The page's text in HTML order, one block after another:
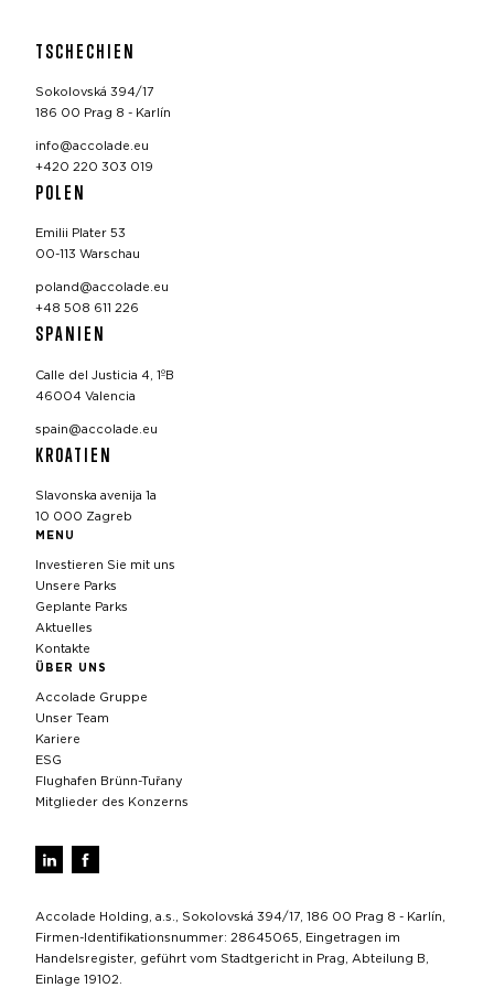
TSCHECHIEN
Sokolovská 394/17
186 00 Prag 8 - Karlín
info@accolade.eu
+420 220 303 019
POLEN
Emilii Plater 53
00-113 Warschau
poland@accolade.eu
+48 508 611 226
SPANIEN
Calle del Justicia 4, 1ºB
46004 Valencia
spain@accolade.eu
KROATIEN
Slavonska avenija 1a
10 000 Zagreb
MENU
Investieren Sie mit uns
Unsere Parks
Geplante Parks
Aktuelles
Kontakte
ÜBER UNS
Accolade Gruppe
Unser Team
Kariere
ESG
Flughafen Brünn-Tuřany
Mitglieder des Konzerns
Accolade Holding, a.s., Sokolovská 394/17, 186 00 Prag 8 - Karlín,
Firmen-Identifikationsnummer: 28645065, Eingetragen im
Handelsregister, geführt vom Stadtgericht in Prag, Abteilung B,
Einlage 19102.